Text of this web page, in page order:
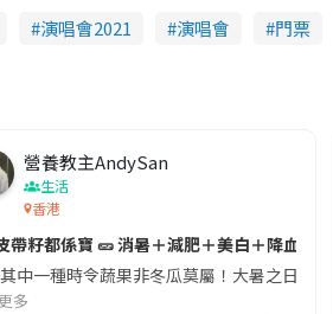
演唱會2021 演唱會 門票
查「1標示」🚨
要特別留意隨身行李中的行動電源。一
營養教主AndySan
生活
香港
帶籽都係寶 🥒 消暑＋減肥＋美白＋降血脂
中一種時令蔬果非冬瓜莫屬！大暑之日，
多